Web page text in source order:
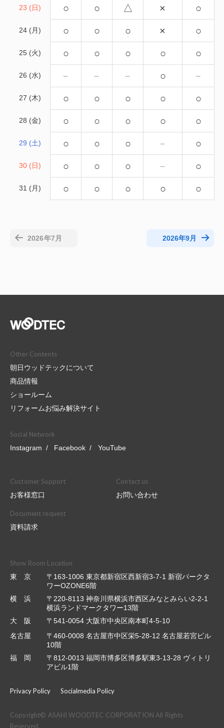
23 (日) ○ ○ △ × ○
24 (月) ○ ○ ○ × ○
25 (火) ○ ○ ○ ○ ○
26 (水) － － － ○ －
27 (木) ○ ○ ○ ○ ○
28 (金) ○ ○ ○ ○ ○
29 (土) ○ ○ ○ － ○
30 (日) ○ ○ ○ － ○
31 (月) ○ ○ ○ ○ ○
2026年7月 2026年9月
Other Contents
朝日ウッドテックについて
商品情報
ショールーム
リフォームお悩み解決サイト
Social Network
Instagram
Facebook YouTube
Customer Support
お客様窓口
Contact us
お問い合わせ
Document request
資料請求
Show Room Location
東 京
〒163-1006 東京都新宿区西新宿3-7-1 新宿パークタ
ワーOZONE6階
横 浜
〒220-8113 神奈川県横浜市西区みなとみらい2-2-1
横浜ランドマークタワー13階
大 阪
〒541-0054 大阪市中央区南本町4-5-10
名古屋
〒460-0008 名古屋市中区栄5-28-12 名古屋若宮ビル
10階
福 岡
〒812-0013 福岡市博多区博多駅東3-13-28 ヴィトリ
アビル1階
Privacy Policy Socialmedia Policy
Copyright© ASAHI WOODTEC CORPORATION All Rights
Reserved.